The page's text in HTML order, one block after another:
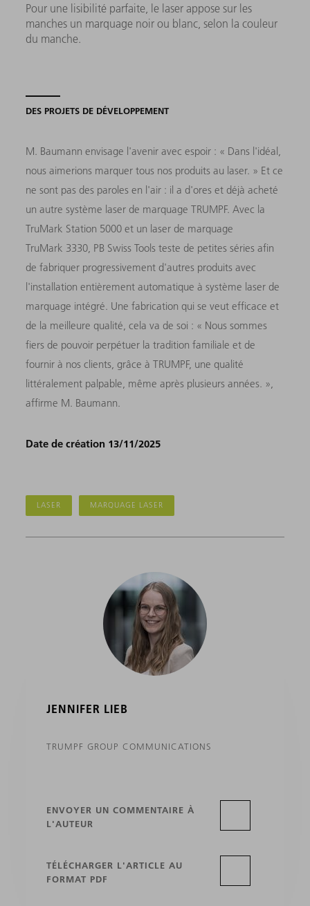
Pour une lisibilité parfaite, le laser appose sur les
manches un marquage noir ou blanc, selon la couleur
du manche.
DES PROJETS DE DÉVELOPPEMENT
M. Baumann envisage l'avenir avec espoir : « Dans l'idéal,
nous aimerions marquer tous nos produits au laser. » Et ce
ne sont pas des paroles en l'air : il a d'ores et déjà acheté
un autre système laser de marquage TRUMPF. Avec la
TruMark Station 5000 et un laser de marquage
TruMark 3330, PB Swiss Tools teste de petites séries afin
de fabriquer progressivement d'autres produits avec
l'installation entièrement automatique à système laser de
marquage intégré. Une fabrication qui se veut efficace et
de la meilleure qualité, cela va de soi : « Nous sommes
fiers de pouvoir perpétuer la tradition familiale et de
fournir à nos clients, grâce à TRUMPF, une qualité
littéralement palpable, même après plusieurs années. »,
affirme M. Baumann.
Date de création 13/11/2025
LASER MARQUAGE LASER
JENNIFER LIEB
TRUMPF GROUP COMMUNICATIONS
ENVOYER UN COMMENTAIRE À
L'AUTEUR
TÉLÉCHARGER L'ARTICLE AU
FORMAT PDF